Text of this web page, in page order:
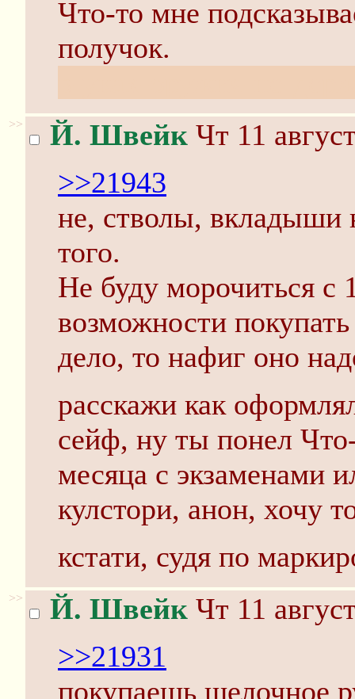
Что-то мне
получок.
>> Й. Швейк Чт 11
>>21943
не, стволы, вкладыши
того.
Не буду морочиться с
возможности
дело, то нафиг оно
расскажи как
сейф, ну ты понел
месяца с экзаменами
кулстори, анон, хочу
кстати, судя по
>> Й. Швейк Чт 11
>>21931
покупаешь щелочное